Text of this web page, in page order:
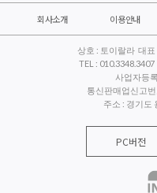
회사소개 이용안내
상호 : 토이랄라 대
TEL :
사업자등
통신판매업신고
주소 : 경기도
PC버전